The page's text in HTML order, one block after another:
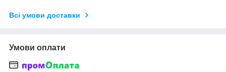
Всі умови доставки
Умови оплати